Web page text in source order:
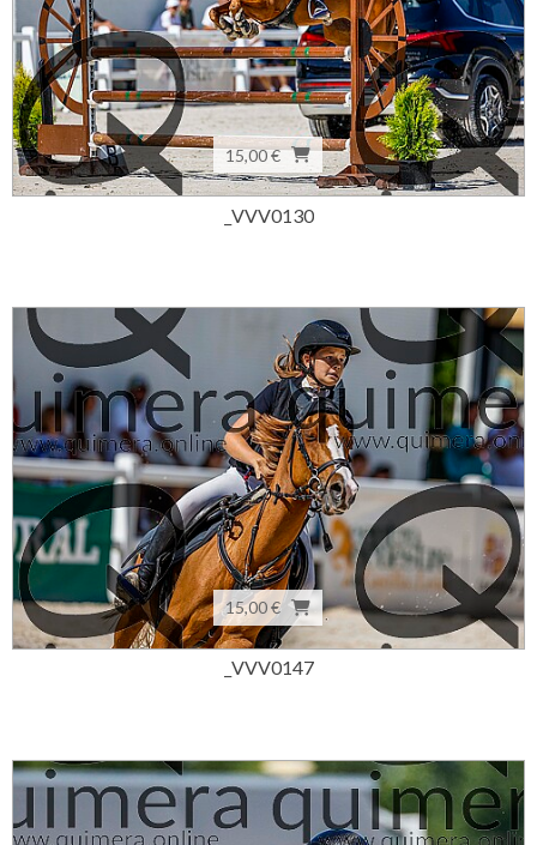
15,00 €
_VVV0130
15,00 €
_VVV0147